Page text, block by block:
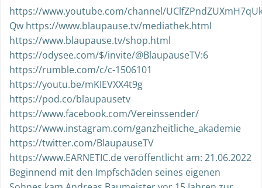
https://www.youtube.com/channel/
Qw https://www.blaupause.tv/mediathek.html
https://www.blaupause.tv/shop.html
https://odysee.com/$/invite/@BlaupauseTV:6
https://rumble.com/c/c-1506101
https://youtu.be/mKIEVXX4t9g
https://pod.co/blaupausetv
https://www.facebook.com/Vereinssender/
https://www.instagram.com/ganzheitliche_akademie
https://twitter.com/BlaupauseTV
https://www.EARNETIC.de veröffentlicht am: 21.06.2022
Beginnend mit den Impfschäden seines eigenen